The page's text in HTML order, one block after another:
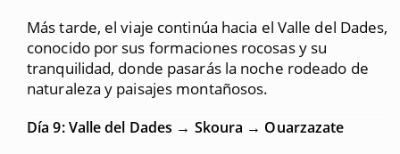
Más tarde, el viaje continúa hacia el Valle del Dades,
conocido por sus formaciones rocosas y su
tranquilidad, donde pasarás la noche rodeado de
naturaleza y paisajes montañosos.
Día 9: Valle del Dades → Skoura → Ouarzazate